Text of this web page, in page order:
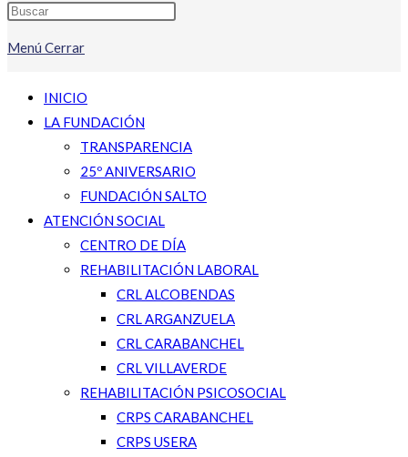
Menú Cerrar
INICIO
LA FUNDACIÓN
TRANSPARENCIA
25º ANIVERSARIO
FUNDACIÓN SALTO
ATENCIÓN SOCIAL
CENTRO DE DÍA
REHABILITACIÓN LABORAL
CRL ALCOBENDAS
CRL ARGANZUELA
CRL CARABANCHEL
CRL VILLAVERDE
REHABILITACIÓN PSICOSOCIAL
CRPS CARABANCHEL
CRPS USERA